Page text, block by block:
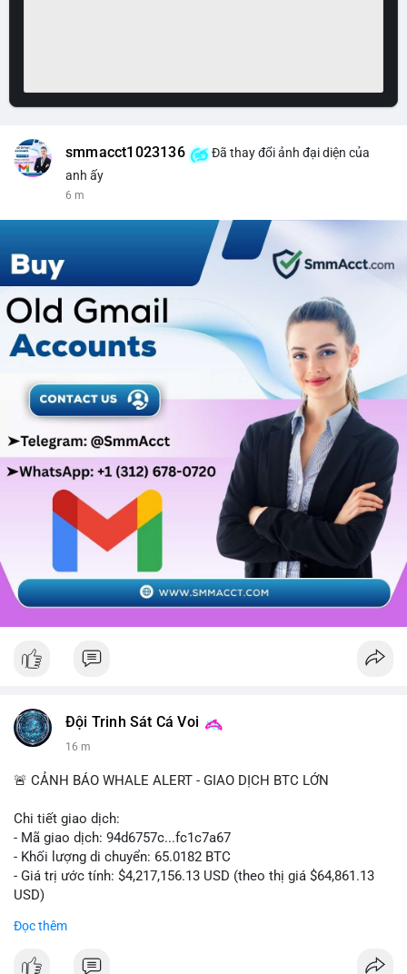
smmacct1023136
Đã thay đổi ảnh đại diện của
anh ấy
6 m
Đội Trinh Sát Cá Voi
16 m
🚨 CẢNH BÁO WHALE ALERT - GIAO DỊCH BTC LỚN
Chi tiết giao dịch:
- Mã giao dịch: 94d6757c...fc1c7a67
- Khối lượng di chuyển: 65.0182 BTC
- Giá trị ước tính: $4,217,156.13 USD (theo thị giá $64,861.13
USD)
Đọc thêm